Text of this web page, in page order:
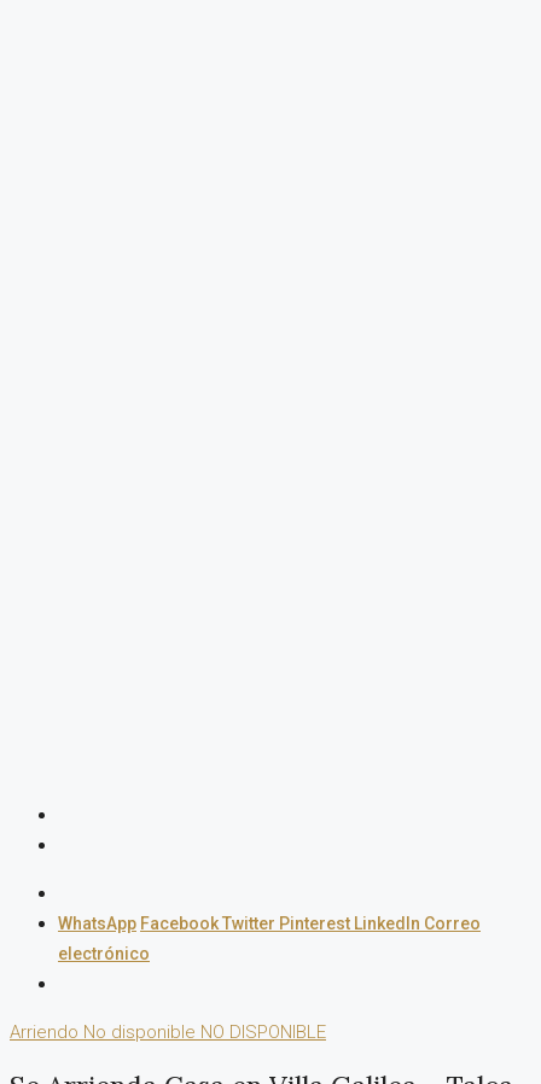
WhatsApp FacebookTwitter Pinterest LinkedIn Correo
electrónico
Arriendo No disponible NO DISPONIBLE